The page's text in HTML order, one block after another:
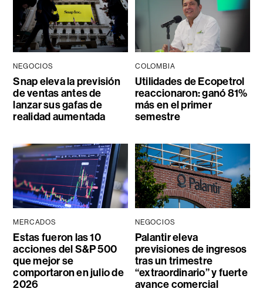
NEGOCIOS
Snap eleva la previsión
de ventas antes de
lanzar sus gafas de
realidad aumentada
COLOMBIA
Utilidades de Ecopetrol
reaccionaron: ganó 81%
más en el primer
semestre
MERCADOS
Estas fueron las 10
acciones del S&P 500
que mejor se
comportaron en julio de
2026
NEGOCIOS
Palantir eleva
previsiones de ingresos
tras un trimestre
“extraordinario” y fuerte
avance comercial